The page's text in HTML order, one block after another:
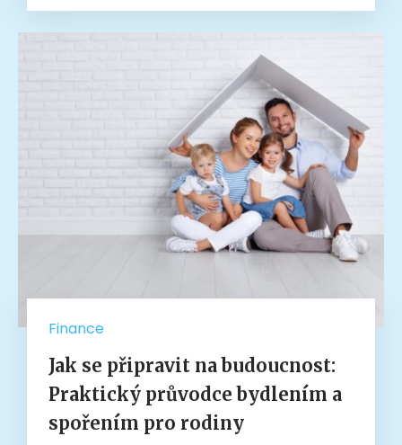
Finance
Jak se připravit na budoucnost:
Praktický průvodce bydlením a
spořením pro rodiny